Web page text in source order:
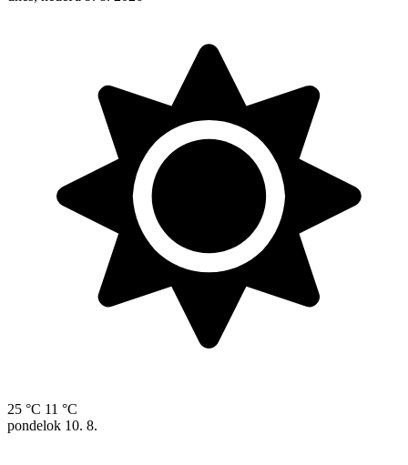
25 °C 11 °C
pondelok 10. 8.